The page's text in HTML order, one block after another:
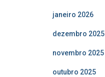
janeiro 2026
dezembro 2025
novembro 2025
outubro 2025